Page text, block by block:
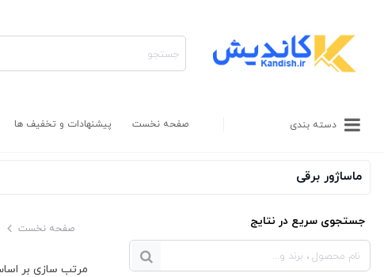
دسته بندی صفحه نخست پیشنهادات و تخفیف ها
ماساژور برقی
جستجوی سریع در نتایج صفحه نخست